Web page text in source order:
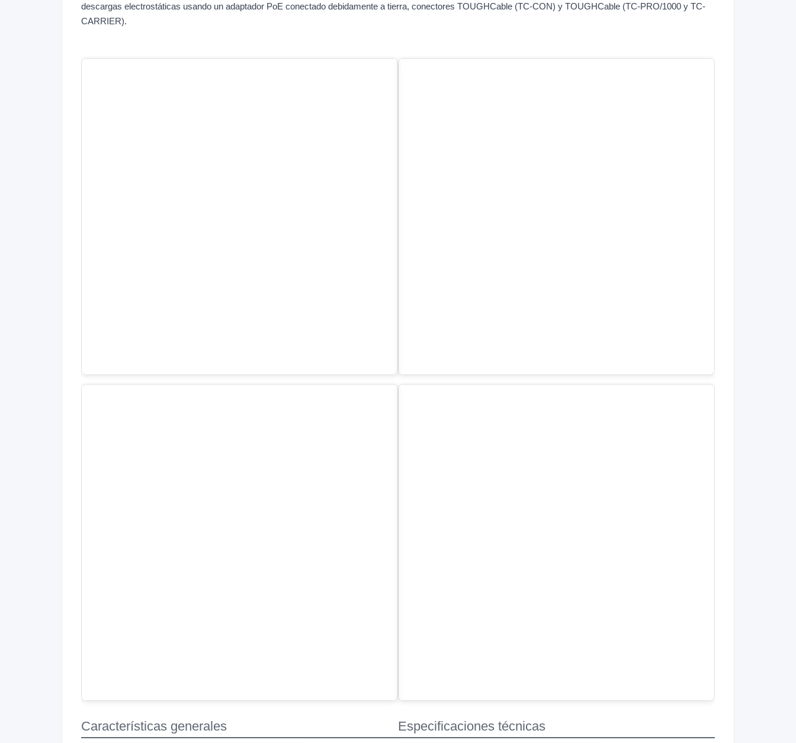
descargas electrostáticas usando un adaptador PoE conectado debidamente a tierra, conectores TOUGHCable (TC-CON) y TOUGHCable (TC-PRO/1000 y TC-
CARRIER).
Características generales Especificaciones técnicas